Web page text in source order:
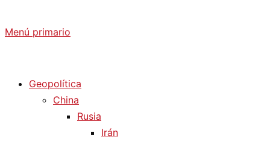
Menú primario
Geopolítica
China
Rusia
Irán